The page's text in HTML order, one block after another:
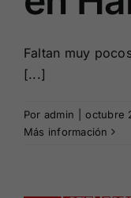
Faltan muy
[...]
Por admin octubre
Más información